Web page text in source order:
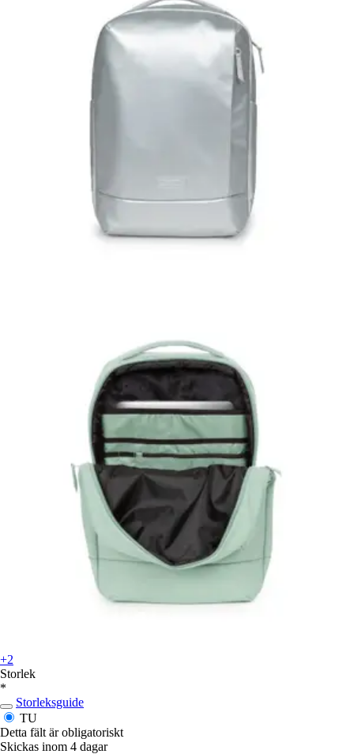
+2
Storlek
*
Storleksguide
TU
Detta fält är obligatoriskt
Skickas inom 4 dagar